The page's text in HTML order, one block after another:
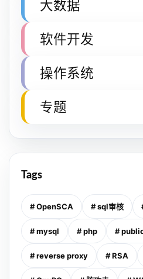
大数据
软件开发
操作系统
专题
Tags
# OpenSCA # sql审核
# mysql # php #
# reverse proxy # RSA